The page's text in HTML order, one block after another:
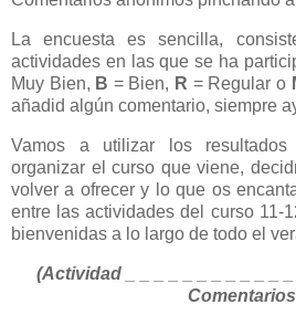
La encuesta es sencilla,
actividades en las que se ha
Muy Bien, B = Bien, R = Regular o
añadid algún comentario, siempre
Vamos a utilizar los
organizar el curso que viene,
volver a ofrecer y lo que os
entre las actividades del curso 11-
bienvenidas a lo largo de todo el
(Actividad
Comentarios